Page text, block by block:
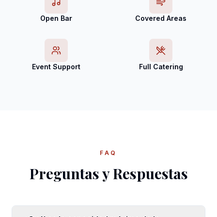
Open Bar Covered Areas
Event Support Full Catering
FAQ
Preguntas y Respuestas